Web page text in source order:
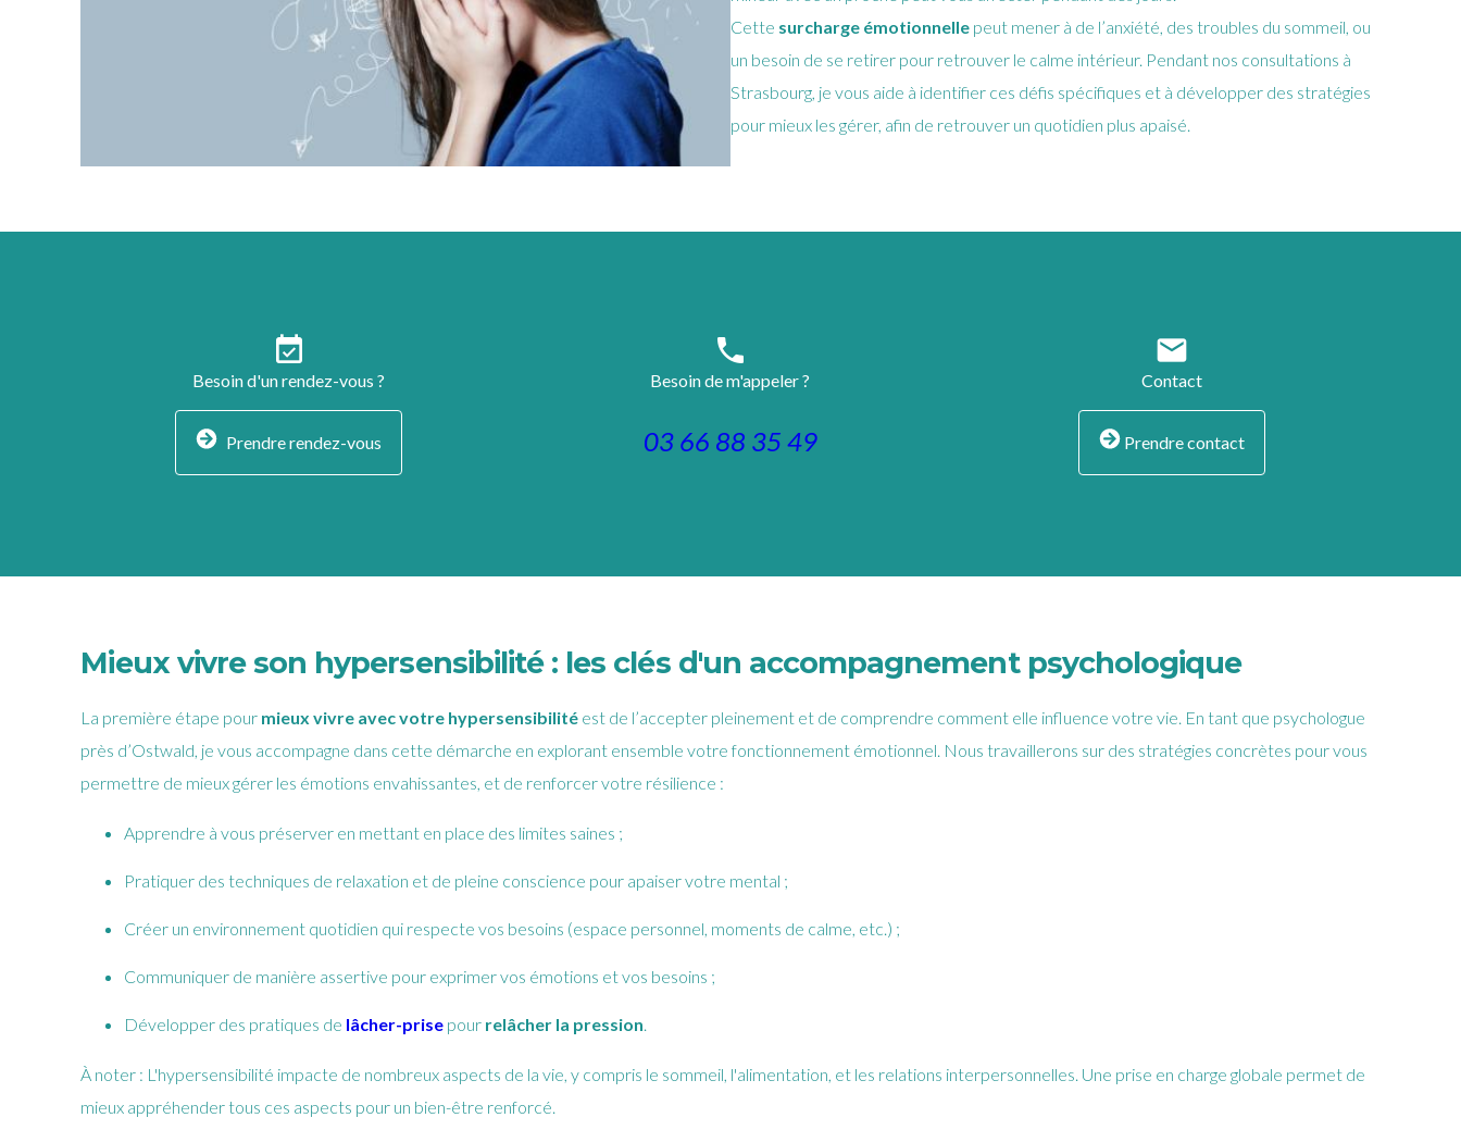
Cette surcharge émotionnelle peut mener à de l’anxiété, des troubles du sommeil, ou
un besoin de se retirer pour retrouver le calme intérieur. Pendant nos consultations à
Strasbourg, je vous aide à identifier ces défis spécifiques et à développer des stratégies
pour mieux les gérer, afin de retrouver un quotidien plus apaisé.
event_available
Besoin d'un rendez-vous ?
Prendre rendez-vous
phone
Besoin de m'appeler ?
03 66 88 35 49
mail
Contact
Prendre contact
Mieux vivre son hypersensibilité : les clés d'un accompagnement psychologique
La première étape pour mieux vivre avec votre hypersensibilité est de l’accepter pleinement et de comprendre comment elle influence votre vie. En tant que psychologue
près d’Ostwald, je vous accompagne dans cette démarche en explorant ensemble votre fonctionnement émotionnel. Nous travaillerons sur des stratégies concrètes pour vous
permettre de mieux gérer les émotions envahissantes, et de renforcer votre résilience :
Apprendre à vous préserver en mettant en place des limites saines ;
Pratiquer des techniques de relaxation et de pleine conscience pour apaiser votre mental ;
Créer un environnement quotidien qui respecte vos besoins (espace personnel, moments de calme, etc.) ;
Communiquer de manière assertive pour exprimer vos émotions et vos besoins ;
Développer des pratiques de lâcher-prise pour relâcher la pression.
À noter : L'hypersensibilité impacte de nombreux aspects de la vie, y compris le sommeil, l'alimentation, et les relations interpersonnelles. Une prise en charge globale permet de
mieux appréhender tous ces aspects pour un bien-être renforcé.